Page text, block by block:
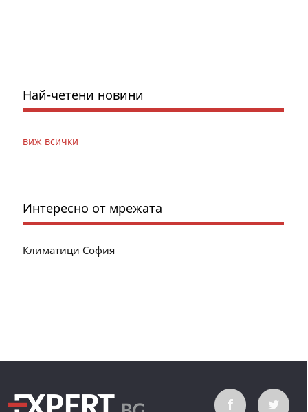
Най-четени новини
виж всички
Интересно от мрежата
Климатици София